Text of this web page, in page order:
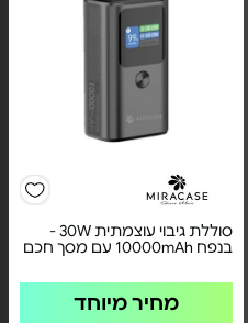
סוללת גיבוי עוצמתית 30W -
בנפח 10000mAh עם מסך חכם
מחיר מיוחד